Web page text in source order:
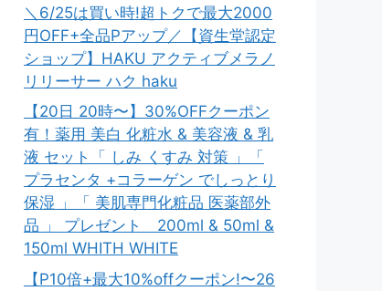
＼6/25は買い時!超トクで最大2000
円OFF+全品Pアップ／【資生堂認定
ショップ】HAKU アクティブメラノ
リリーサー ハク haku
【20日 20時〜】30%OFFクーポン
有！薬用 美白 化粧水 & 美容液 & 乳
液 セット「 しみ くすみ 対策 」「
プラセンタ +コラーゲン でしっとり
保湿 」「 美肌専門化粧品 医薬部外
品 」 プレゼント 200ml & 50ml &
150ml WHITH WHITE
【P10倍+最大10%offクーポン!〜26